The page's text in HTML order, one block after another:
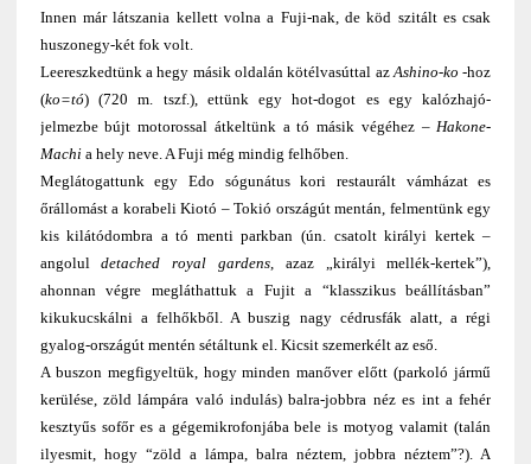
Innen már látszania kellett volna a Fuji-nak, de köd szitált es csak
huszonegy-két fok volt.
Leereszkedtünk a hegy másik oldalán kötélvasúttal azAshino-ko -hoz
(ko=tó) (720 m. tszf.), ettünk egy hot-dogot es egy kalózhajó-
jelmezbe bújt motorossal átkeltünk a tó másik végéhez – Hakone-
Machia hely neve. A Fuji még mindig felhőben.
Meglátogattunk egy Edo sógunátus kori restaurált vámházat es
őrállomást a korabeli Kiotó – Tokió országút mentán, felmentünk egy
kis kilátódombra a tó menti parkban (ún. csatolt királyi kertek –
angoluldetached royal gardens , azaz „királyi mellék-kertek”),
ahonnan végre megláthattuk a Fujit a “klasszikus beállításban”
kikukucskálni a felhőkből. A buszig nagy cédrusfák alatt, a régi
gyalog-országút mentén sétáltunk el. Kicsit szemerkélt az eső.
A buszon megfigyeltük, hogy minden manőver előtt (parkoló jármű
kerülése, zöld lámpára való indulás) balra-jobbra néz es int a fehér
kesztyűs sofőr es a gégemikrofonjába bele is motyog valamit (talán
ilyesmit, hogy “zöld a lámpa, balra néztem, jobbra néztem”?). A